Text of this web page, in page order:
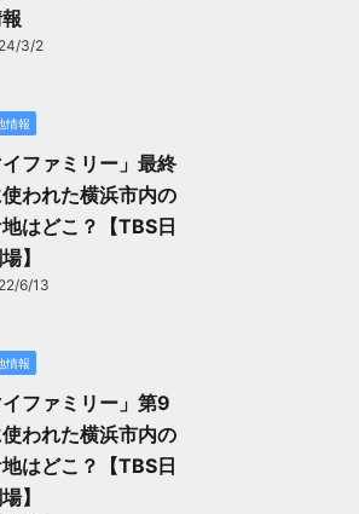
3/2
情報
イファミリー」最終
われた横浜市内の
地はどこ？【TBS日
】
6/13
情報
イファミリー」第9
われた横浜市内の
地はどこ？【TBS日
】